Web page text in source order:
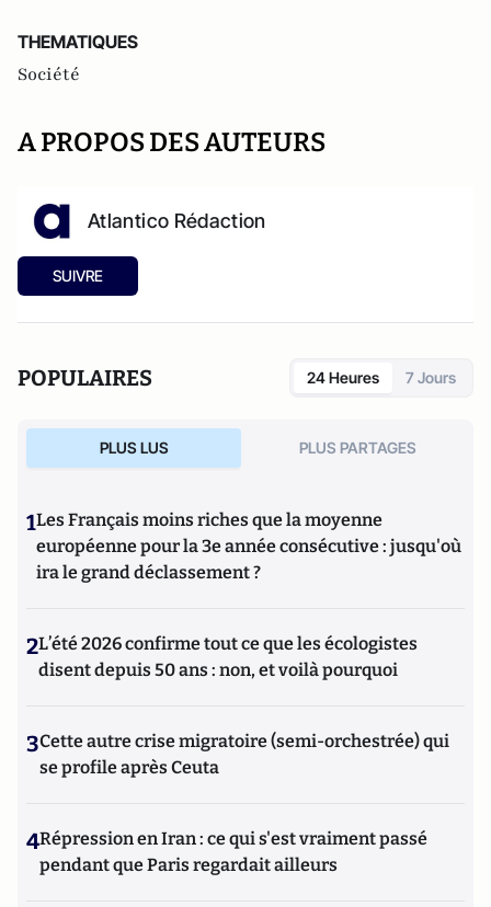
THEMATIQUES
Société
A PROPOS DES AUTEURS
Atlantico Rédaction
SUIVRE
POPULAIRES 24 Heures 7 Jours
PLUS LUS PLUS PARTAGES
1Les Français moins riches que la moyenne
européenne pour la 3e année consécutive : jusqu'où
ira le grand déclassement ?
2L’été 2026 confirme tout ce que les écologistes
disent depuis 50 ans : non, et voilà pourquoi
3Cette autre crise migratoire (semi-orchestrée) qui
se profile après Ceuta
4Répression en Iran : ce qui s'est vraiment passé
pendant que Paris regardait ailleurs